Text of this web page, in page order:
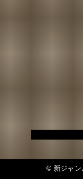
© 新ジャン